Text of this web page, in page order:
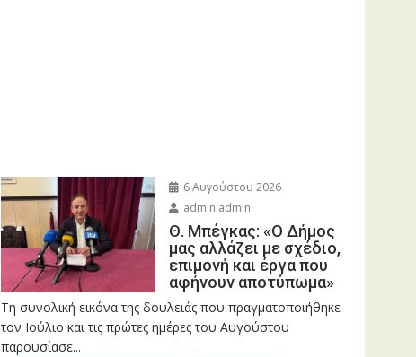
6 Αυγούστου 2026
admin admin
Θ. Μπέγκας: «Ο Δήμος
μας αλλάζει με σχέδιο,
επιμονή και έργα που
αφήνουν αποτύπωμα»
Τη συνολική εικόνα της δουλειάς που πραγματοποιήθηκε
τον Ιούλιο και τις πρώτες ημέρες του Αυγούστου
παρουσίασε...